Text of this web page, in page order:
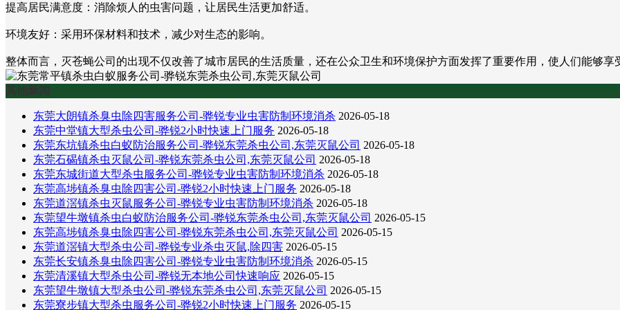
提高居民满意度：消除烦人的虫害问题，让居民生活更加舒适。
环境友好：采用环保材料和技术，减少对生态的影响。
整体而言，灭苍蝇公司的出现不仅改善了城市居民的生活质量，还在公众卫生和环境保护方面发挥了重要作用，使人们能够享
其他新闻
东莞大朗镇杀臭虫除四害服务公司-骅锐专业虫害防制环境消杀 2026-05-18
东莞中堂镇大型杀虫公司-骅锐2小时快速上门服务 2026-05-18
东莞东坑镇杀虫白蚁防治服务公司-骅锐东莞杀虫公司,东莞灭鼠公司 2026-05-18
东莞石碣镇杀虫灭鼠公司-骅锐东莞杀虫公司,东莞灭鼠公司 2026-05-18
东莞东城街道大型杀虫服务公司-骅锐专业虫害防制环境消杀 2026-05-18
东莞高埗镇杀臭虫除四害公司-骅锐2小时快速上门服务 2026-05-18
东莞道滘镇杀虫灭鼠服务公司-骅锐专业虫害防制环境消杀 2026-05-18
东莞望牛墩镇杀虫白蚁防治服务公司-骅锐东莞杀虫公司,东莞灭鼠公司 2026-05-15
东莞高埗镇杀臭虫除四害公司-骅锐东莞杀虫公司,东莞灭鼠公司 2026-05-15
东莞道滘镇大型杀虫公司-骅锐专业杀虫灭鼠,除四害 2026-05-15
东莞长安镇杀臭虫除四害公司-骅锐专业虫害防制环境消杀 2026-05-15
东莞清溪镇大型杀虫公司-骅锐无本地公司快速响应 2026-05-15
东莞望牛墩镇大型杀虫公司-骅锐东莞杀虫公司,东莞灭鼠公司 2026-05-15
东莞寮步镇大型杀虫服务公司-骅锐2小时快速上门服务 2026-05-15